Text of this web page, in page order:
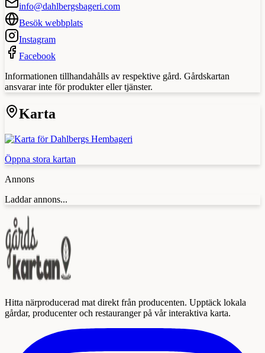
info@dahlbergsbageri.com
Besök webbplats
Instagram
Facebook
Informationen tillhandahålls av respektive gård. Gårdskartan
ansvarar inte för produkter eller tjänster.
Karta
Öppna stora kartan
Annons
Laddar annons...
Hitta närproducerad mat direkt från producenten. Upptäck lokala
gårdar, producenter och restauranger på vår interaktiva karta.